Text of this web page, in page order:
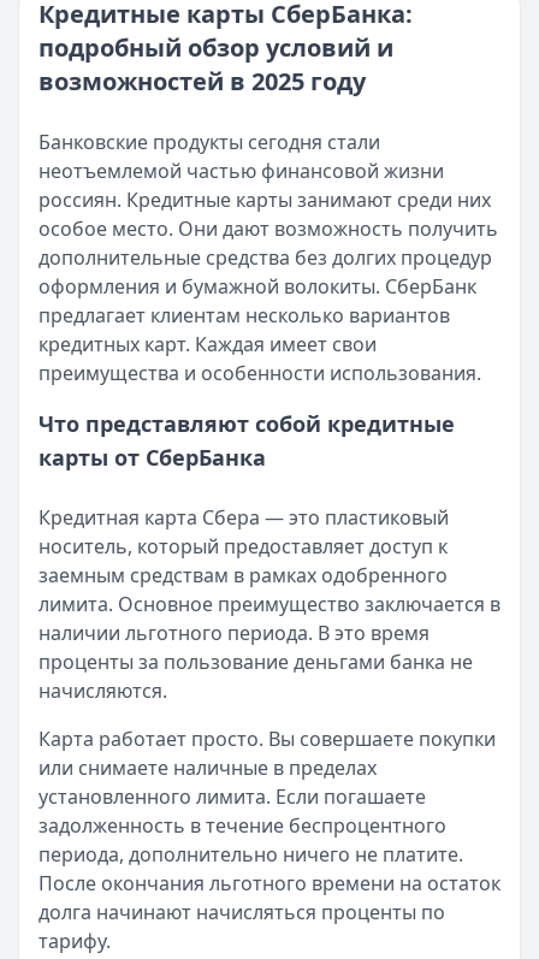
Сумма:30 000–3 000 000₽
Срок: до60мес.
ПСК:15.9%
Азиатско-Тихоокеанский Банк— Наличными
Сумма:30 000–5 000 000 ₽
Срок: до84мес.
ПСК:41.5%
Рейтинг:4.7
Банк ЗЕНИТ— Наличными
Сумма:100 000–5 000 000 ₽
Срок: до60мес.
ПСК:42.2%
Т-Банк— Под залог недвижимости
Сумма:200 000 –30 000 000₽
ПСК:34.9%
Рейтинг:4.5(13 отзывов)
Все кредиты
Кредитные карты — лучшие предложения
Банк ЗЕНИТ— Карта привилегий
Лимит: до2 000 000 ₽
Льготный период:
Рейтинг:4.6
Банк ПСБ— Кредитная карта 180 дней без %
Лимит: до1 000 000 ₽
Льготный период:180 дней
Обслуживание:Бесплатно
Рейтинг:4.7
Сбербанк — СберКарта
Лимит: до1 000 000 ₽
ПСК:13,9 – 15,9 %
Рейтинг:4.7(16 отзывов)
Азиатско-Тихоокеанский Банк— Наличными
Срок:до 7 лет
ПСК:29,8 – 41,5 %
Рейтинг:4.7
Банк ЗЕНИТ — Наличными
Сумма:100 000 ₽ – 5 000 000 ₽
Срок:до 5 лет
ПСК:24,2 – 42,2 %
Рейтинг:4.6
Т-Банк— Под залог недвижимости
Срок:до 15 лет
ПСК:21,9 – 34,9 %
Кредитные карты СберБанка:
подробный обзор условий и
возможностей в 2025 году
Банковские продукты сегодня стали
неотъемлемой частью финансовой жизни
россиян. Кредитные карты занимают среди них
особое место. Они дают возможность получить
дополнительные средства без долгих процедур
оформления и бумажной волокиты. СберБанк
предлагает клиентам несколько вариантов
кредитных карт. Каждая имеет свои
преимущества и особенности использования.
Что представляют собой кредитные
карты от СберБанка
Кредитная карта Сбера — это пластиковый
носитель, который предоставляет доступ к
заемным средствам в рамках одобренного
лимита. Основное преимущество заключается в
наличии льготного периода. В это время
проценты за пользование деньгами банка не
начисляются.
Карта работает просто. Вы совершаете покупки
или снимаете наличные в пределах
установленного лимита. Если погашаете
задолженность в течение беспроцентного
периода, дополнительно ничего не платите.
После окончания льготного времени на остаток
долга начинают начисляться проценты по
тарифу.